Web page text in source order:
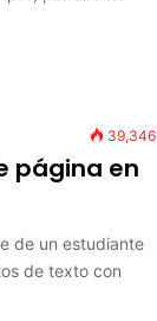
39,346
página en
de un estudiante
de texto con